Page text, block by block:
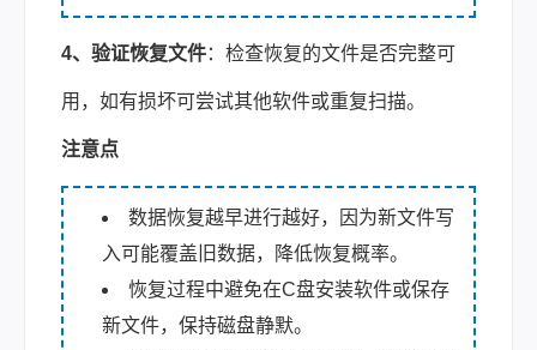
4、验证恢复文件：检查恢复的文件是否完整可
用，如有损坏可尝试其他软件或重复扫描。
注意点
数据恢复越早进行越好，因为新文件写
入可能覆盖旧数据，降低恢复概率。
恢复过程中避免在C盘安装软件或保存
新文件，保持磁盘静默。